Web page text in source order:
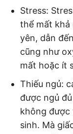
Stress:
thể mất khả
yên, dẫn
cũng như
mất hoặc ít
Thiếu ngủ:
được ngủ
không được
sinh. Mà